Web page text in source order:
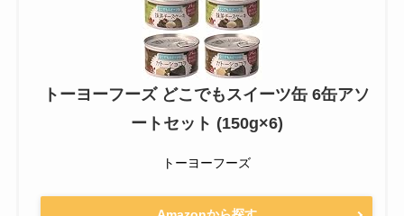
トーヨーフーズ どこでもスイーツ缶 6缶アソ
ートセット (150g×6)
トーヨーフーズ